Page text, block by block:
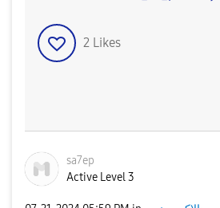
2 Likes
sa7ep
Active Level 3